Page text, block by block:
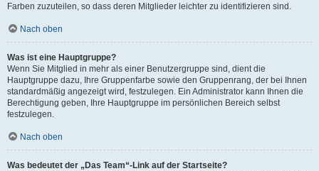
Farben zuzuteilen, so dass deren Mitglieder leichter zu identifizieren sind.
Nach oben
Was ist eine Hauptgruppe?
Wenn Sie Mitglied in mehr als einer Benutzergruppe sind, dient die
Hauptgruppe dazu, Ihre Gruppenfarbe sowie den Gruppenrang, der bei Ihnen
standardmäßig angezeigt wird, festzulegen. Ein Administrator kann Ihnen die
Berechtigung geben, Ihre Hauptgruppe im persönlichen Bereich selbst
festzulegen.
Nach oben
Was bedeutet der „Das Team“-Link auf der Startseite?